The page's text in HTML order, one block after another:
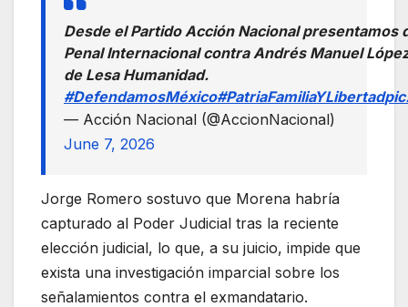
Desde el Partido Acción Nacional presentamos
Penal Internacional contra Andrés Manuel
de Lesa Humanidad.
#DefendamosMéxico#PatriaFamiliaYLibertad
— Acción Nacional (@AccionNacional)
June 7, 2026
Jorge Romero sostuvo que Morena habría
capturado al Poder Judicial tras la reciente
elección judicial, lo que, a su juicio, impide que
exista una investigación imparcial sobre los
señalamientos contra el exmandatario.